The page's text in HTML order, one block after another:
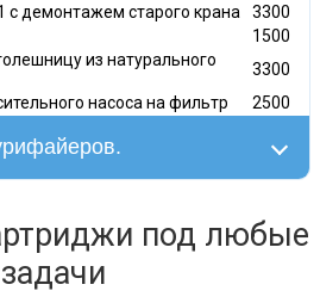
с демонтажем старого крана
3300
1500
из натурального
3300
насоса на фильтр
2500
под любые
задачи